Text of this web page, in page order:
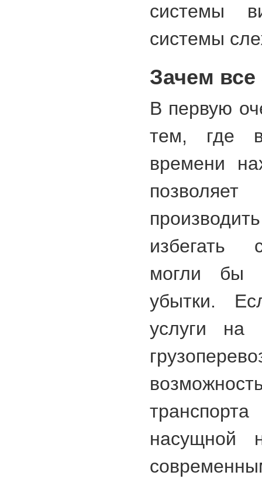
системы
системы
Зачем
В первую
тем, где
времени
избегать
могли бы
убытки.
услуги на
насущной